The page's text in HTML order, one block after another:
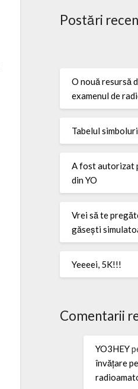
Postări
O nouă resursă
examenul de
Tabelul
A fost autorizat
din YO
Vrei să te
găsești
Yeeeei, 5K!!!
Comentarii
YO3HEY
învățare